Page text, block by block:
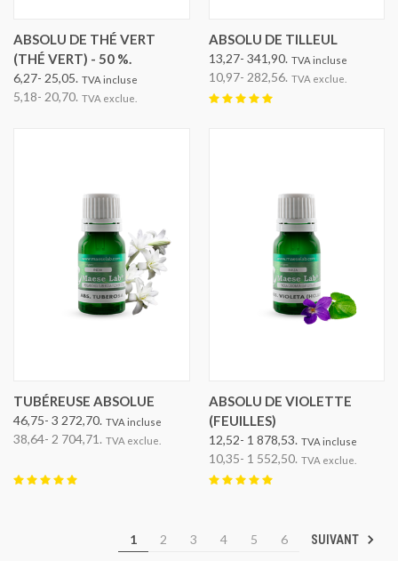
ABSOLU DE THÉ VERT
(THÉ VERT) - 50 %.
6,27- 25,05. TVA incluse
5,18- 20,70. TVA exclue.
ABSOLU DE TILLEUL
13,27- 341,90. TVA incluse
10,97- 282,56. TVA exclue.
TUBÉREUSE ABSOLUE
46,75- 3 272,70. TVA incluse
38,64- 2 704,71. TVA exclue.
ABSOLU DE VIOLETTE
(FEUILLES)
12,52- 1 878,53. TVA incluse
10,35- 1 552,50. TVA exclue.
1 2 3 4 5 6 SUIVANT